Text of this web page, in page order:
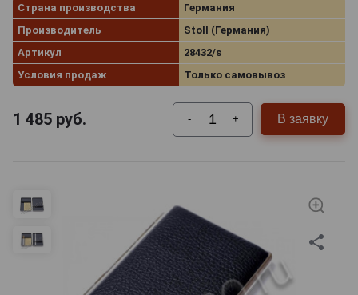
Страна производства
Германия
Производитель
Stoll (Германия)
Артикул
28432/s
Условия продаж
Только самовывоз
1 485 руб. - + В заявку